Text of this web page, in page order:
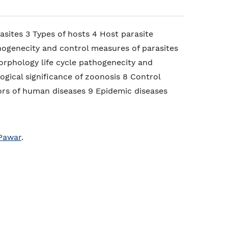
3 Types of hosts 4 Host parasite
and control measures of parasites
life cycle pathogenecity and
significance of zoonosis 8 Control
of human diseases 9 Epidemic diseases
.